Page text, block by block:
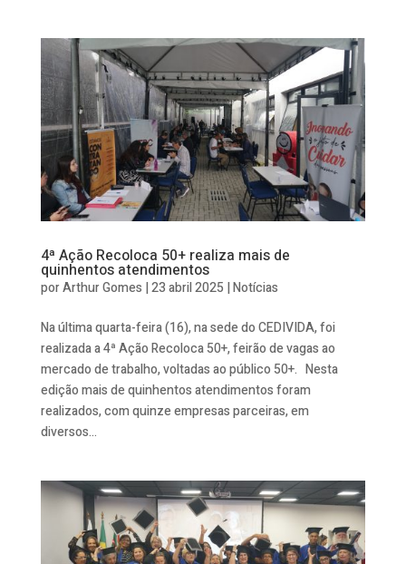
4ª Ação Recoloca 50+ realiza mais de
quinhentos atendimentos
porArthur Gomes |23 abril 2025 |Notícias
Na última quarta-feira (16), na sede do CEDIVIDA, foi
realizada a 4ª Ação Recoloca 50+, feirão de vagas ao
mercado de trabalho, voltadas ao público 50+. Nesta
edição mais de quinhentos atendimentos foram
realizados, com quinze empresas parceiras, em
diversos...